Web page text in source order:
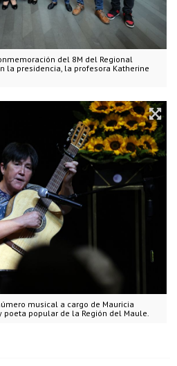
del 8M del Regional
la presidencia, la profesora Katherine
musical a cargo de Mauricia
poeta popular de la Región del Maule.